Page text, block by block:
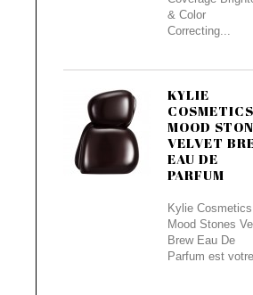
& Color
Correcting...
KYLIE
COSMETICS
MOOD
VELVET
EAU DE
PARFUM
Kylie Cosmetics
Mood Stones
Brew Eau De
Parfum est